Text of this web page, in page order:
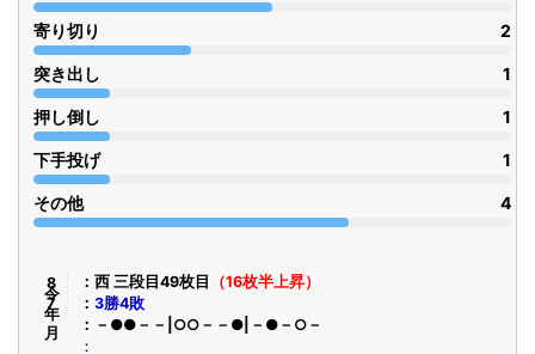
寄り切り 2
突き出し 1
押し倒し 1
下手投げ 1
その他 4
令8年7月 西 三段目49枚目
（16枚半上昇）
3勝4敗
－●●－－|○○－－●|－●－○－